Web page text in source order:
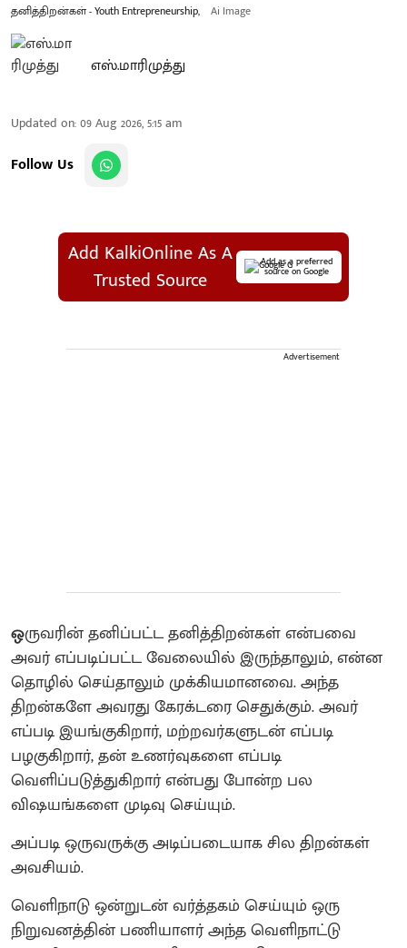
தனித்திறன்கள் - Youth Entrepreneurship, Ai Image
எஸ்.மாரிமுத்து
Updated on:09 Aug 2026, 5:15 am
Follow Us
Add KalkiOnline As A
Trusted Source
Add as a preferred
source on Google
Advertisement
ஒருவரின் தனிப்பட்ட தனித்திறன்கள் என்பவை
அவர் எப்படிப்பட்ட வேலையில் இருந்தாலும், என்ன
தொழில் செய்தாலும் முக்கியமானவை. அந்த
திறன்களே அவரது கேரக்டரை செதுக்கும். அவர்
எப்படி இயங்குகிறார், மற்றவர்களுடன் எப்படி
பழகுகிறார், தன் உணர்வுகளை எப்படி
வெளிப்படுத்துகிறார் என்பது போன்ற பல
விஷயங்களை முடிவு செய்யும்.
அப்படி ஒருவருக்கு அடிப்படையாக சில திறன்கள்
அவசியம்.
வெளிநாடு ஒன்றுடன் வர்த்தகம் செய்யும் ஒரு
நிறுவனத்தின் பணியாளர் அந்த வெளிநாட்டு